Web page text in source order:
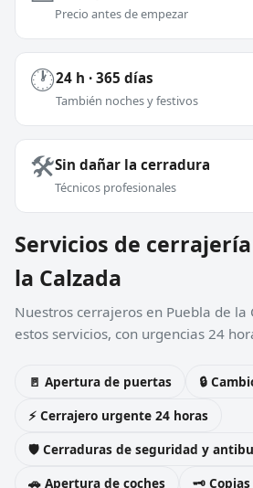
Precio antes de empezar
🕐24 h · 365 días
También noches y festivos
🛠️Sin dañar la cerradura
Técnicos profesionales
Servicios de
la Calzada
Nuestros cerrajeros en Puebla de la
estos servicios, con urgencias 24
🚪 Apertura de puertas
🔒
⚡ Cerrajero urgente 24 horas
🛡️ Cerraduras de seguridad y
🚗 Apertura de coches
🗝️ Copias